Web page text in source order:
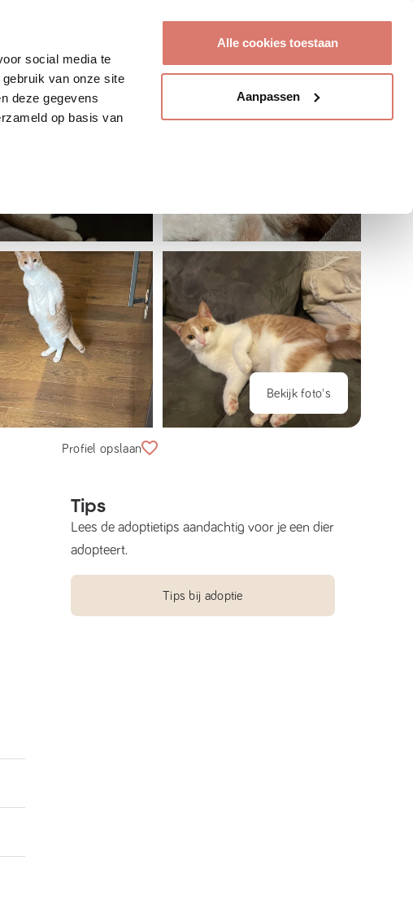
social media te
van onze site
deze gegevens
op basis van
Alle cookies toestaan
Aanpassen
Bekijk foto's
Profiel opslaan
Tips
Lees de adoptietips aandachtig voor je een dier
adopteert.
Tips bij adoptie